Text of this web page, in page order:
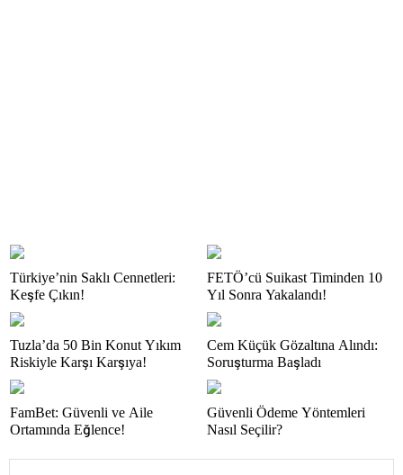
Türkiye’nin Saklı Cennetleri:
Keşfe Çıkın!
FETÖ’cü Suikast Timinden 10
Yıl Sonra Yakalandı!
Tuzla’da 50 Bin Konut Yıkım
Riskiyle Karşı Karşıya!
Cem Küçük Gözaltına Alındı:
Soruşturma Başladı
FamBet: Güvenli ve Aile
Ortamında Eğlence!
Güvenli Ödeme Yöntemleri
Nasıl Seçilir?